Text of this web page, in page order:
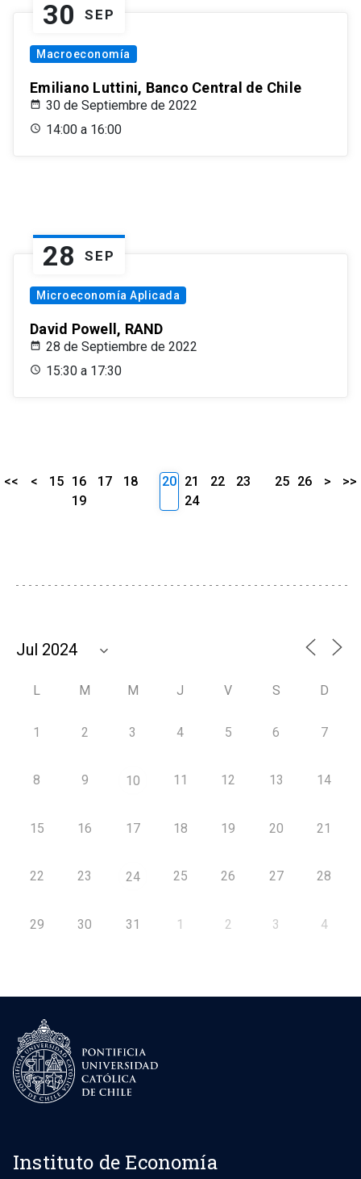
30 SEP
Macroeconomía
Emiliano Luttini, Banco Central de Chile
30 de Septiembre de 2022
14:00 a 16:00
28 SEP
Microeconomía Aplicada
David Powell, RAND
28 de Septiembre de 2022
15:30 a 17:30
<< < 15 16 17
18
19
20 21 22
23
24
25 26 > >>
L M M J V S D
1 2 3 4 5 6 7
8 9 10 11 12 13 14
15 16 17 18 19 20 21
22 23 24 25 26 27 28
29 30 31 1 2 3 4
Instituto de Economía